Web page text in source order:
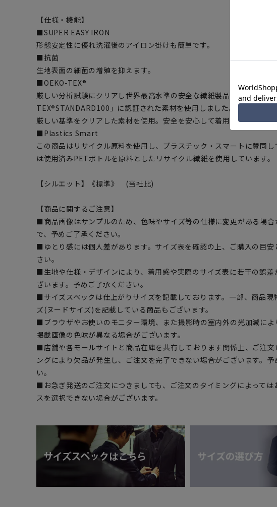
【仕様・機能】
■SUPER EASY IRON
形態安定性に優れ洗濯後のアイロン掛けも簡単です。
■抗菌
生地表面の細菌の増殖を抑えます。
■OEKO-TEX®
厳しい分析試験にクリアし世界最高水準の安全な繊維製品の証「OEKO-
TEX®STANDARD100」に認証された素材を使用しました。生地から付
厳しい基準をクリアした素材を使用。安全を安心して着用いただけます
■Plastics Smart
この商品はリサイクル原料を使用し、プラスチック・スマートに賛同し
は使用済みPETボトルを原料としたリサイクル繊維を使用しています。
【シルエット】《標準》 (当社比)
【商品に関するご注意】
■商品画像はサンプルのため、色味やサイズ等の仕様に変更がある場合
で、予めご了承ください。
■ゆとり感には個人差があります。サイズ表を確認の上、ご購入の目安
さい。
■生地や仕様・デザインにより、着用感や実際のサイズ表に若干の誤差
ざいます。予めご了承ください。
■サイズスペックは仕上がりサイズを記載しております。一部、商品現
ズ(ヌードサイズ)を記載している商品もございます。
■ブラウザやお使いのモニター環境、また撮影時の室内外の光加減によ
掲載画像の色味が異なる場合がございます。
■店舗や各モールサイトと商品在庫を共有しております関係上、ご注文
ングにより欠品が発生し、ご注文を完了できない場合がございます。予
い。
■お急ぎ発送のご注文につきましても、ご注文のタイミングによっては
スを選択できない場合がございます。